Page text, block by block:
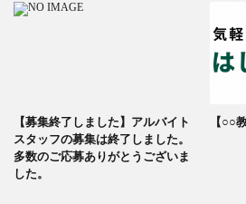
【募集終了しました】アルバイト
スタッフの募集は終了しました。
多数のご応募ありがとうございま
した。
【○○